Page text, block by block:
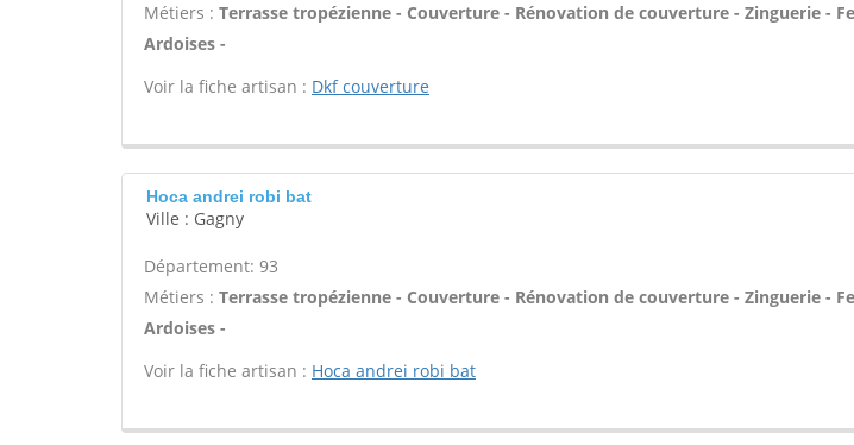
Métiers : Terrasse tropézienne - Couverture - Rénovation de couverture - Zinguerie -
Ardoises -
Voir la fiche artisan : Dkf couverture
Hoca andrei robi bat
Ville : Gagny
Département: 93
Métiers : Terrasse tropézienne - Couverture - Rénovation de couverture - Zinguerie -
Ardoises -
Voir la fiche artisan : Hoca andrei robi bat